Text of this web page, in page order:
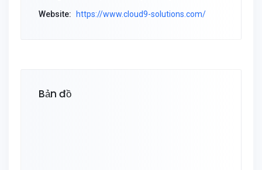
Website: https://www.cloud9-solutions.com/
Bản đồ